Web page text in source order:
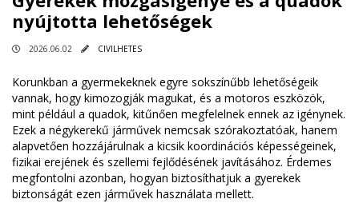
nyújtotta lehetőségek
2026.06.02 CIVILHETES
Korunkban a gyermekeknek egyre sokszínűbb lehetőségeik
vannak, hogy kimozogják magukat, és a motoros eszközök,
mint például a quadok, kitűnően megfelelnek ennek az igénynek.
Ezek a négykerekű járművek nemcsak szórakoztatóak, hanem
alapvetően hozzájárulnak a kicsik koordinációs képességeinek,
fizikai erejének és szellemi fejlődésének javításához. Érdemes
megfontolni azonban, hogyan biztosíthatjuk a gyerekek
biztonságát ezen járművek használata mellett.